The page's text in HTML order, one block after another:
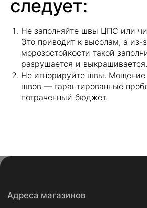
следует:
Не заполняйте швы ЦПС или
Это приводит к высолам, а из-
морозостойкости такой
разрушается и выкрашивается.
Не игнорируйте швы. Мощение
швов — гарантированные
потраченный бюджет.
plitkaalex@mail.ru
д. Новинки
+7 (900) 483-11-08
+7 49244 3-80-30
д. Следнево
+ 7 (930) 222-14-44
+7 (999) 774-94-91